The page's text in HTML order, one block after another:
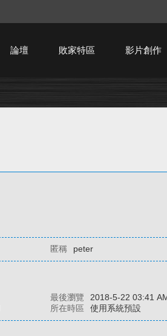
論壇 敗家特區 影片創作
匿稱 peter
最後瀏覽
2018-5-22 03:41
所在時區 使用系統預設